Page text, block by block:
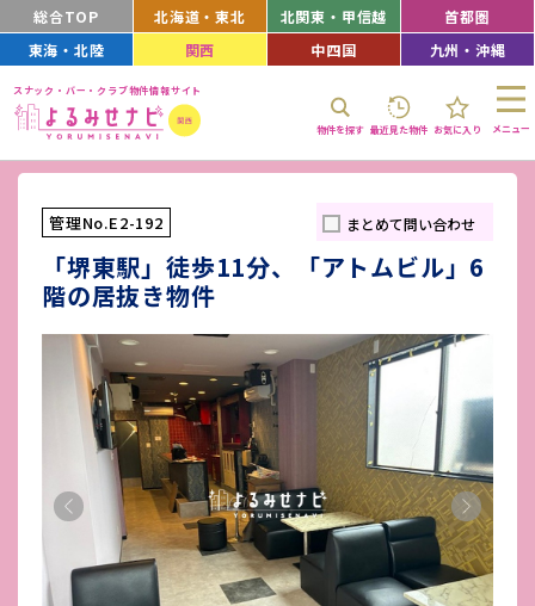
総合TOP 北海道・東北 北関東・甲信越
首都圏
東海・北陸
関西 中四国 九州・沖縄
スナック・バー・クラブ物件情報サイト
物件を探す 最近見た物件 お気に入り メニュー
管理No.E2-192 まとめて問い合わせ
「堺東駅」徒歩11分、「アトムビル」6
階の居抜き物件